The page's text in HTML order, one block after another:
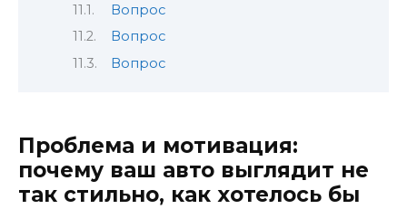
Вопрос
Вопрос
Вопрос
Проблема и мотивация:
почему ваш авто выглядит не
так стильно, как хотелось бы